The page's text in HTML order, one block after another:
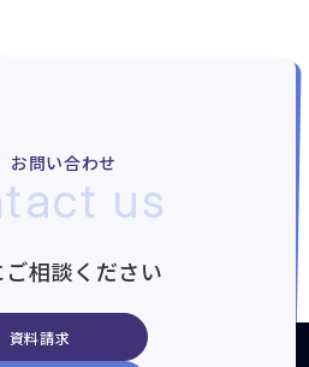
お問い合わせ
us
相談ください
資料請求